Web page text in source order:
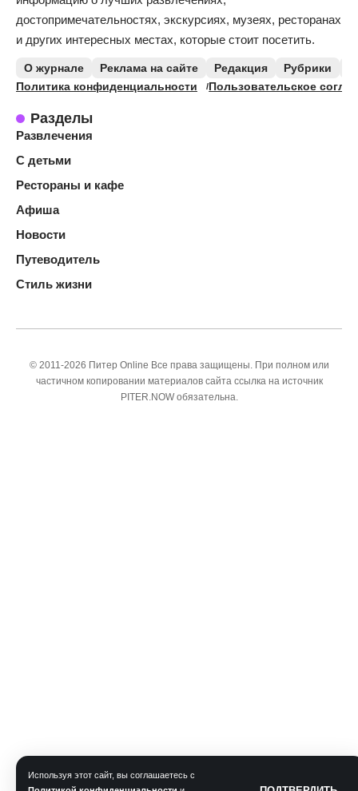
Используя этот сайт, вы соглашаетесь с
достопримечательностях, экскурсиях, музеях, ресторанах
и других интересных местах, которые стоит посетить.
О журнале Реклама на сайте Редакция Рубрики
Политика конфиденциальности
Пользовательское
Разделы
Развлечения
С детьми
Рестораны и кафе
Афиша
Новости
Путеводитель
Стиль жизни
© 2011-2026 Питер Online Все права защищены. При полном или
частичном копировании материалов сайта ссылка на источник
PITER.NOW обязательна.